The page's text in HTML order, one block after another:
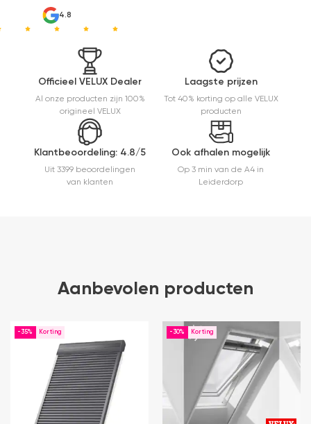
4.8
Officieel VELUX Dealer
Al onze producten zijn 100%
origineel VELUX
Laagste prijzen
Tot 40% korting op alle VELUX
producten
Klantbeoordeling: 4.8/5
Uit 3399 beoordelingen
van klanten
Ook afhalen mogelijk
Op 3 min van de A4 in
Leiderdorp
Aanbevolen producten
-35% -30%